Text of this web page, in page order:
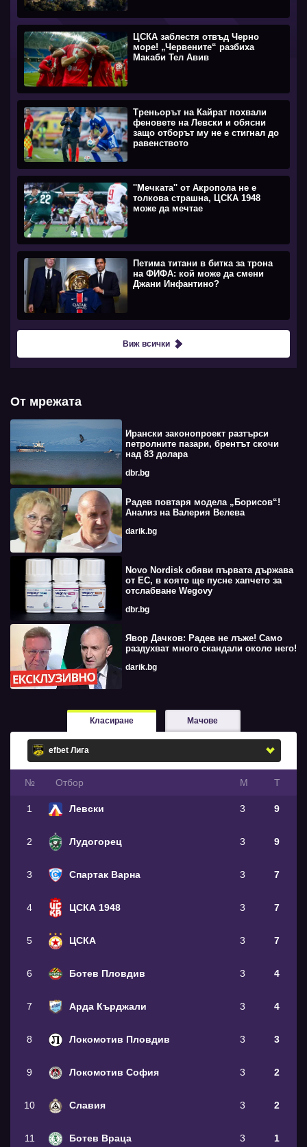
ЦСКА заблестя отвъд Черно
море! „Червените“ разбиха
Макаби Тел Авив
Треньорът на Кайрат похвали
феновете на Левски и обясни
защо отборът му не е стигнал до
равенството
''Мечката'' от Акропола не е
толкова страшна, ЦСКА 1948
може да мечтае
Петима титани в битка за трона
на ФИФА: кой може да смени
Джани Инфантино?
Виж всички
От мрежата
Ирански законопроект разтърси
петролните пазари, брентът скочи
над 83 долара
dbr.bg
Радев повтаря модела „Борисов“!
Анализ на Валерия Велева
darik.bg
Novo Nordisk обяви първата държава
от ЕС, в която ще пусне хапчето за
отслабване Wegovy
dbr.bg
Явор Дачков: Радев не лъже! Само
раздухват много скандали около него!
darik.bg
Класиране Мачове
№ Oтбор М Т
1 Левски 3 9
2 Лудогорец 3 9
3 Спартак Варна 3 7
4 ЦСКА 1948 3 7
5 ЦСКА 3 7
6 Ботев Пловдив 3 4
7 Арда Кърджали 3 4
8 Локомотив Пловдив 3 3
9 Локомотив София 3 2
10 Славия 3 2
11 Ботев Враца 3 1